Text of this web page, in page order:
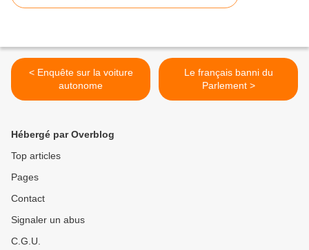
< Enquête sur la voiture
autonome
Le français banni du
Parlement >
Hébergé par Overblog
Top articles
Pages
Contact
Signaler un abus
C.G.U.